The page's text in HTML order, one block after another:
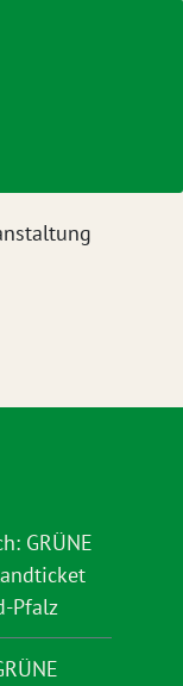
GRÜNE
Pfalz